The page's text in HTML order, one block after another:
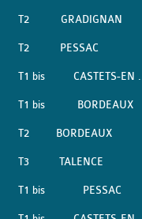
T2 GRADIGNAN
T2 PESSAC
T1 bis CASTETS-EN
T1 bis BORDEAUX
T2 BORDEAUX
T3 TALENCE
T1 bis PESSAC